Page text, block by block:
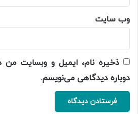
وب‌ سایت
ذخیره نام، ایمیل و وبسایت من
دوباره دیدگاهی می‌نویسم.